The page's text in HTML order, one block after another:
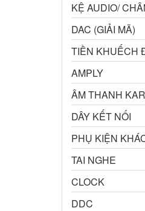
KỆ AUDIO/
DAC (GIẢI MÃ)
TIỀN KHUẾCH
AMPLY
ÂM THANH
DÂY KẾT NỐI
PHỤ KIỆN
TAI NGHE
CLOCK
DDC